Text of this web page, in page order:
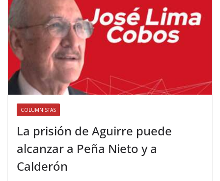
COLUMNISTAS
La prisión de Aguirre puede
alcanzar a Peña Nieto y a
Calderón